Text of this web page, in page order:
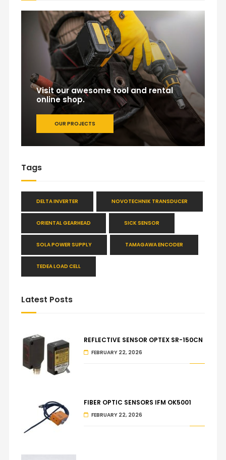
Visit our awesome tool and rental
online shop.
OUR PROJECTS
Tags
DELTA INVERTER NOVOTECHNIK TRANSDUCER
ORIENTAL GEARHEAD SICK SENSOR
SOLA POWER SUPPLY TAMAGAWA ENCODER
TEDEA LOAD CELL
Latest Posts
REFLECTIVE SENSOR OPTEX SR-150CN
FEBRUARY 22, 2026
FIBER OPTIC SENSORS IFM OK5001
FEBRUARY 22, 2026